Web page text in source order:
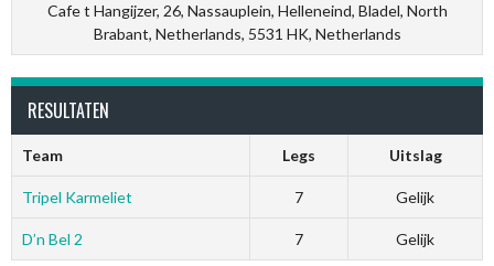
Cafe t Hangijzer, 26, Nassauplein, Helleneind, Bladel, North
Brabant, Netherlands, 5531 HK, Netherlands
RESULTATEN
Team Legs Uitslag
Tripel Karmeliet 7 Gelijk
D’n Bel 2 7 Gelijk